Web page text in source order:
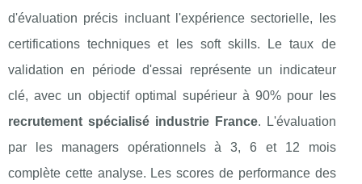
d'évaluation précis incluant l'expérience sectorielle, les
certifications techniques et les soft skills. Le taux de
validation en période d'essai représente un indicateur
clé, avec un objectif optimal supérieur à 90% pour les
recrutement spécialisé industrie France. L'évaluation
par les managers opérationnels à 3, 6 et 12 mois
complète cette analyse. Les scores de performance des